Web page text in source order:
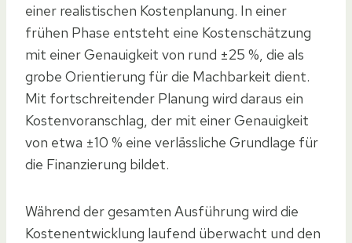
einer realistischen Kostenplanung. In einer
frühen Phase entsteht eine Kostenschätzung
mit einer Genauigkeit von rund ±25 %, die als
grobe Orientierung für die Machbarkeit dient.
Mit fortschreitender Planung wird daraus ein
Kostenvoranschlag, der mit einer Genauigkeit
von etwa ±10 % eine verlässliche Grundlage für
die Finanzierung bildet.
Während der gesamten Ausführung wird die
Kostenentwicklung laufend überwacht und den